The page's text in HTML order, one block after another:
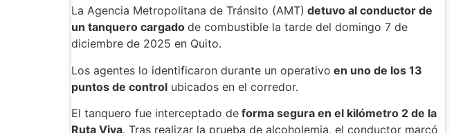
La Agencia Metropolitana de Tránsito (AMT) detuvo al conductor de
un tanquero cargado de combustible la tarde del domingo 7 de
diciembre de 2025 en Quito.
Los agentes lo identificaron durante un operativo en uno de los 13
puntos de control ubicados en el corredor.
El tanquero fue interceptado de forma segura en el kilómetro 2 de la
Ruta Viva. Tras realizar la prueba de alcoholemia, el conductor marcó